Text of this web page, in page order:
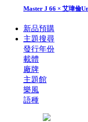
Master J 66 × 艾瑋倫
新品預購
主題搜尋
發行年份
載體
廠牌
主題館
樂風
語種